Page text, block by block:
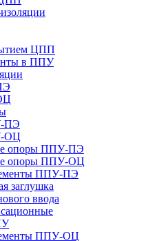
ЦПП
в ППУ
ПЭ
ОЦ
опоры ППУ-ПЭ
опоры ППУ-ОЦ
ППУ-ПЭ
заглушка
ввода
ППУ-ОЦ